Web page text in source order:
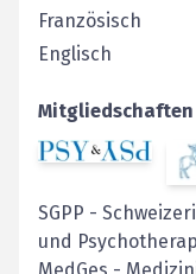
Französisch
Englisch
Mitgliedschaften
SGPP -
und